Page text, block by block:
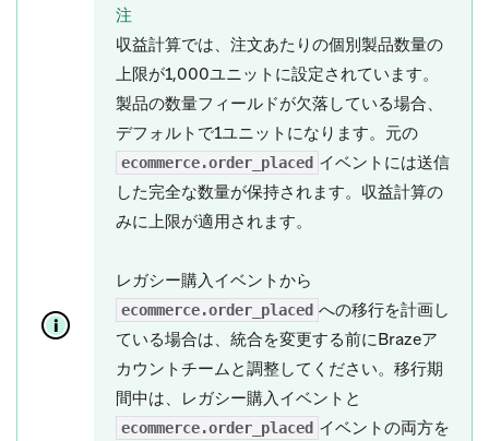
注
収益計算では、注文あたりの個別製品数量の
上限が1,000ユニットに設定されています。
製品の数量フィールドが欠落している場合、
デフォルトで1ユニットになります。元の
ecommerce.order_placed イベントには送信
した完全な数量が保持されます。収益計算の
みに上限が適用されます。
レガシー購入イベントから
ecommerce.order_placed への移行を計画し
ている場合は、統合を変更する前にBrazeア
カウントチームと調整してください。移行期
間中は、レガシー購入イベントと
ecommerce.order_placed イベントの両方を